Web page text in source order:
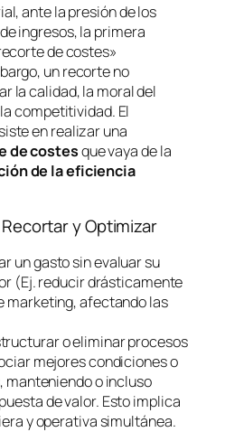
ante la presión de los
ingresos, la primera
de costes»
un recorte no
la calidad, la moral del
competitividad. El
en realizar una
de costesque vaya de la
de la eficiencia
y Optimizar
un gasto sin evaluar su
(Ej. reducir drásticamente
marketing, afectando las
o eliminar procesos
mejores condiciones o
o incluso
de valor. Esto implica
y operativa simultánea.